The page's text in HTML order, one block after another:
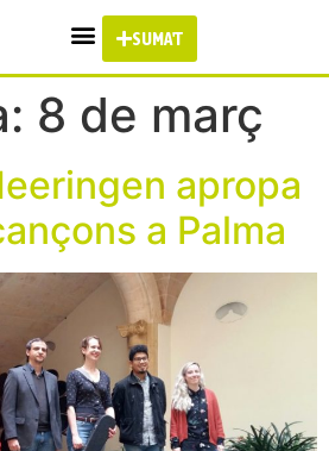
SUMA'T
8 de març
apropa
a Palma